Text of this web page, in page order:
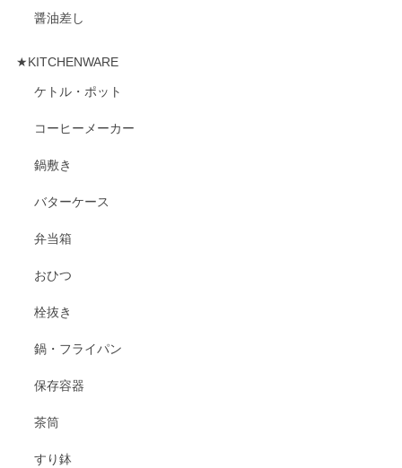
醤油差し
★KITCHENWARE
ケトル・ポット
コーヒーメーカー
鍋敷き
バターケース
弁当箱
おひつ
栓抜き
鍋・フライパン
保存容器
茶筒
すり鉢